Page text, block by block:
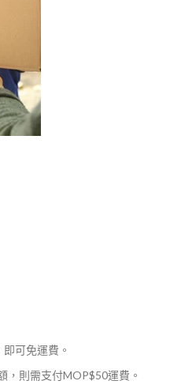
可免運費。
，則需支付MOP$50運費。